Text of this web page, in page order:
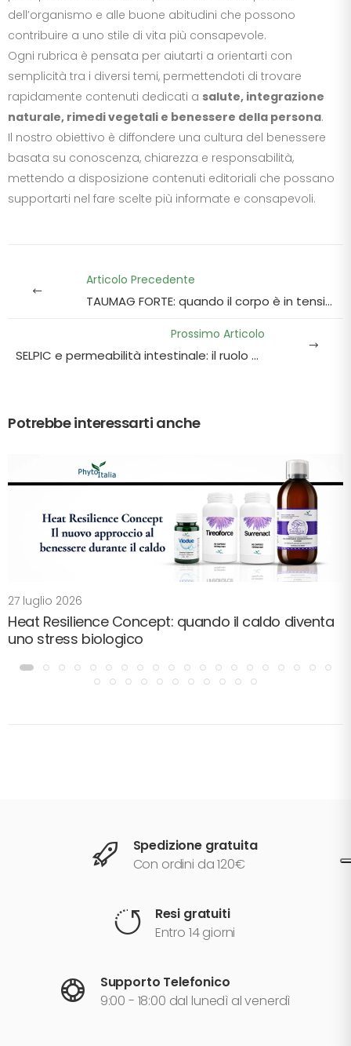
dell’organismo e alle buone abitudini che possono
contribuire a uno stile di vita più consapevole.
Ogni rubrica è pensata per aiutarti a orientarti con
semplicità tra i diversi temi, permettendoti di trovare
rapidamente contenuti dedicati a salute, integrazione
naturale, rimedi vegetali e benessere della persona.
Il nostro obiettivo è diffondere una cultura del benessere
basata su conoscenza, chiarezza e responsabilità,
mettendo a disposizione contenuti editoriali che possano
supportarti nel fare scelte più informate e consapevoli.
Articolo Precedente
TAUMAG FORTE: quando il corpo è in tensione continua ... e non sai più perchè
Prossimo Articolo
SELPIC e permeabilità intestinale: il ruolo della zonulina e il benessere dell'intestino
Potrebbe interessarti anche
27 luglio 2026
Heat Resilience Concept: quando il caldo diventa
uno stress biologico
Spedizione gratuita
Con ordini da 120€
Resi gratuiti
Entro 14 giorni
Supporto Telefonico
9:00 - 18:00 dal lunedì al venerdì